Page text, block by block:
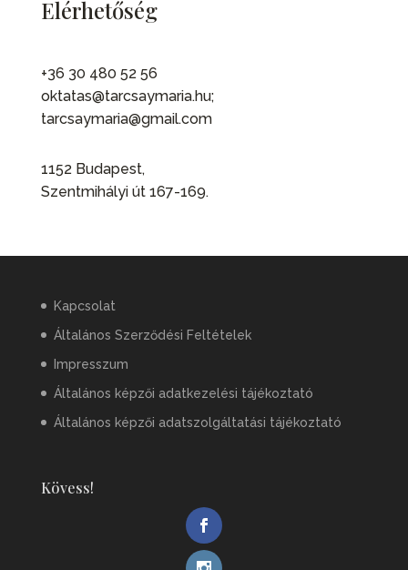
Elérhetőség
+36 30 480 52 56
oktatas@tarcsaymaria.hu;
tarcsaymaria@gmail.com
1152 Budapest,
Szentmihályi út 167-169.
Kapcsolat
Általános Szerződési Feltételek
Impresszum
Általános képzői adatkezelési tájékoztató
Általános képzői adatszolgáltatási tájékoztató
Kövess!